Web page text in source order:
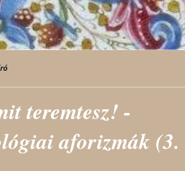
teremtesz! -
aforizmák (3.